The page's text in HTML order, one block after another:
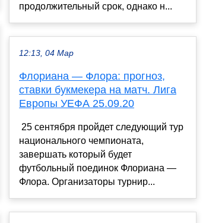
продолжительный срок, однако н...
12:13, 04 Мар
Флориана — Флора: прогноз,
ставки букмекера на матч. Лига
Европы УЕФА 25.09.20
25 сентября пройдет следующий тур
национального чемпионата,
завершать который будет
футбольный поединок Флориана —
Флора. Организаторы турнир...